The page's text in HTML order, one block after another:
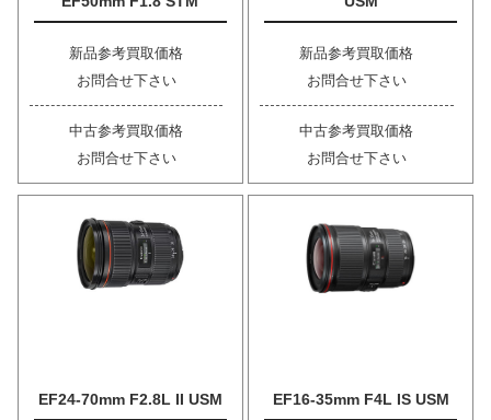
新品参考買取価格
お問合せ下さい
中古参考買取価格
お問合せ下さい
新品参考買取価格
お問合せ下さい
中古参考買取価格
お問合せ下さい
EF24-70mm F2.8L II USM EF16-35mm F4L IS USM